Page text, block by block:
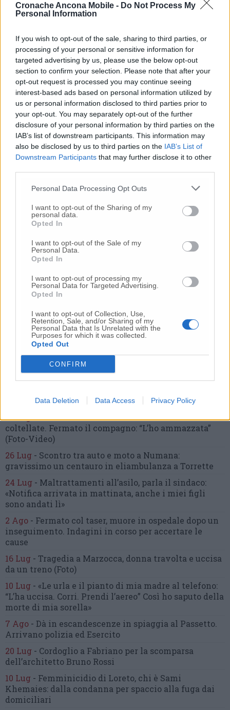
Cronache Ancona Mobile - Do Not Process My
Personal Information
If you wish to opt-out of the sale, sharing to third parties, or
processing of your personal or sensitive information for
targeted advertising by us, please use the below opt-out
section to confirm your selection. Please note that after your
opt-out request is processed you may continue seeing
interest-based ads based on personal information utilized by
us or personal information disclosed to third parties prior to
your opt-out. You may separately opt-out of the further
disclosure of your personal information by third parties on the
IAB’s list of downstream participants. This information may
also be disclosed by us to third parties on the IAB’s List of
Downstream Participants that may further disclose it to other
Personal Data Processing Opt Outs
I want to opt-out of the Sharing of my
personal data.
Opted In
I want to opt-out of the Sale of my
Personal Data.
Opted In
I want to opt-out of processing my
Personal Data for Targeted Advertising.
Opted In
I want to opt-out of Collection, Use,
Retention, Sale, and/or Sharing of my
Personal Data that Is Unrelated with the
Purposes for which it was collected.
Opted Out
CONFIRM
Data Deletion Data Access Privacy Policy
legati all’attivazione degli invasi e alle
attività di presidio idraulico. L’operazione
nell’aumentare la resilienza del territorio
marchigiano di fronte alla frequenza
crescente di eventi meteorologici estremi.
© RIPRODUZIONE RISERVATA
Vai alla home
Commenti
Nessun commento presente
Commenta
Commenta l'articolo
Gli articoli più letti
Bimbi costretti a colpirsi da soli
buio:orrore all’asilo, arrestate due educatrici
prima la lite, poi la furia col coltello
10 Lug-Femminicidio a Loreto.Donna uccisa a
coltellate. Fermato il compagno: “L’ho ammazzata”
(Foto-Video)
26 Lug - Scontro tra auto e moto a Numana:
gravissimo un centauro in eliambulanza a Torrette
24 Lug - Maltrattamenti all’asilo, parla il sindaco:
«Notifica arrivata in mattinata, anche i miei figli
sono andati lì»
2 Ago - Fermato col taser, muore in ospedale dopo un
inseguimento. Indagini in corso per accertare le
cause
16 Lug - Tragedia a Marzocca, donna travolta e uccisa
da un treno (Foto)
10 Lug - «Le urla e il pianto di mia madre al telefono:
“L’ha uccisa. Corri. Prendi l’aereo” Così ho saputo della
morte di mia sorella»
7 Ago - Dà in escandescenze in spiaggia al Passetto.
Arrivano polizia ed Esercito
20 Lug - Cordoglio a Fabriano per la scomparsa
dell’architetto Bruno Rossi
10 Lug - Femminicidio di Loreto, chi è Sami
Khemaies: dalla condanna per spaccio alla fuga dai
domiciliari